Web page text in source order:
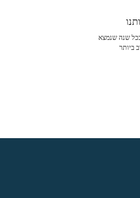
בכל שנה שנמצא
ביותר